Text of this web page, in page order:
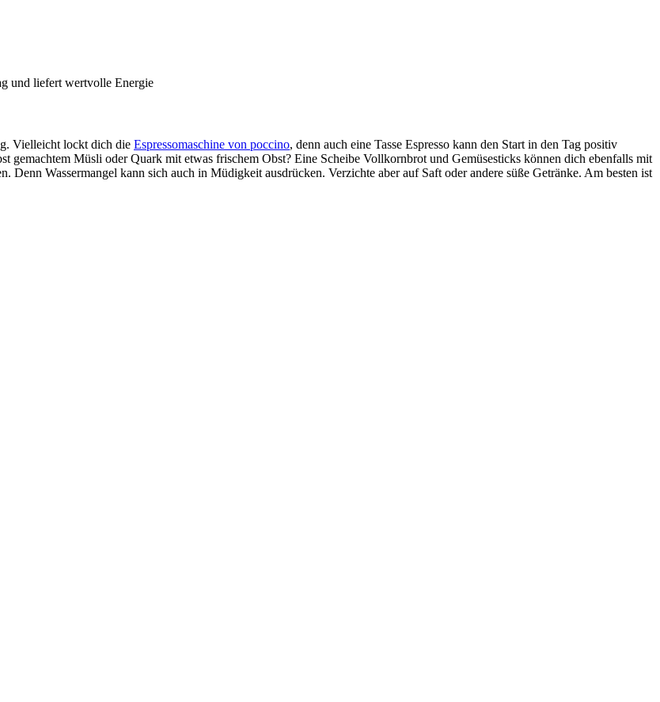
und liefert wertvolle Energie
Vielleicht lockt dich die Espressomaschine von poccino, denn auch eine Tasse Espresso kann den Start in den Tag positiv
gemachtem Müsli oder Quark mit etwas frischem Obst? Eine Scheibe Vollkornbrot und Gemüsesticks können dich ebenfalls mit
Wassermangel kann sich auch in Müdigkeit ausdrücken. Verzichte aber auf Saft oder andere süße Getränke. Am besten ist